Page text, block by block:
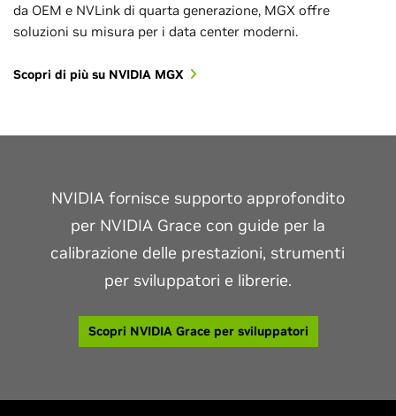
da OEM e NVLink di quarta generazione, MGX offre
soluzioni su misura per i data center moderni.
Scopri di più su NVIDIA MGX
NVIDIA fornisce supporto approfondito
per NVIDIA Grace con guide per la
calibrazione delle prestazioni, strumenti
per sviluppatori e librerie.
Scopri NVIDIA Grace per sviluppatori